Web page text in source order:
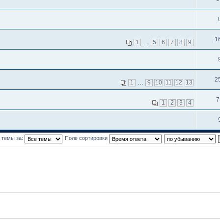
1 5 6 7 8 9
1 9 10 11 12 13
1 2 3 4
темы за: Поле сортировки